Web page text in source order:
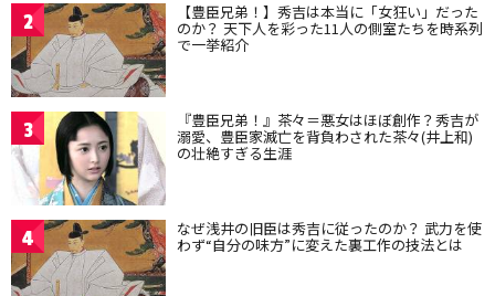
2 【豊臣兄弟！】秀吉は本当に「女狂い」だった
のか？ 天下人を彩った11人の側室たちを時系列
で一挙紹介
3 『豊臣兄弟！』茶々＝悪女はほぼ創作？秀吉が
溺愛、豊臣家滅亡を背負わされた茶々(井上和)
の壮絶すぎる生涯
4 なぜ浅井の旧臣は秀吉に従ったのか？ 武力を使
わず“自分の味方”に変えた裏工作の技法とは